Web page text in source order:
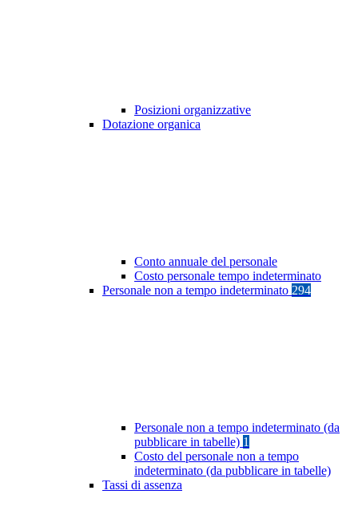
Posizioni organizzative
Dotazione organica
Conto annuale del personale
Costo personale tempo indeterminato
Personale non a tempo indeterminato 294
Personale non a tempo indeterminato (da
pubblicare in tabelle) 1
Costo del personale non a tempo
indeterminato (da pubblicare in tabelle)
Tassi di assenza